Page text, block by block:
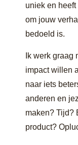
uniek en
om jouw
bedoeld is.
Ik werk
impact willen
naar iets
anderen en
maken? Tijd?
product?